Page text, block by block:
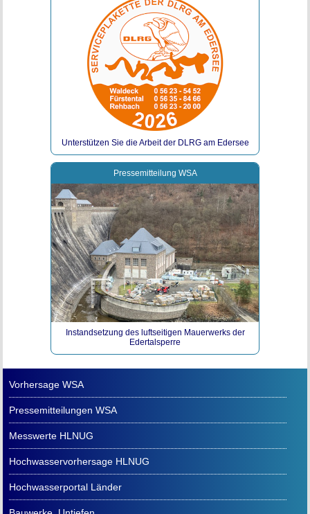
Unterstützen Sie die Arbeit der DLRG am Edersee
Pressemitteilung WSA
Instandsetzung des luftseitigen Mauerwerks der
Edertalsperre
Vorhersage WSA
Pressemitteilungen WSA
Messwerte HLNUG
Hochwasservorhersage HLNUG
Hochwasserportal Länder